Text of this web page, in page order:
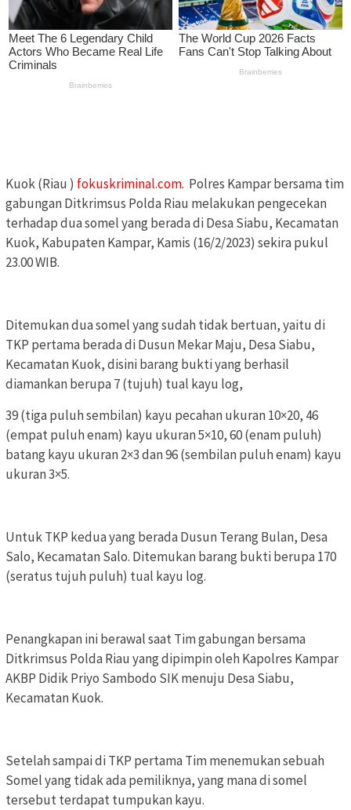
Kuok (Riau ) fokuskriminal.com. Polres Kampar bersama tim
gabungan Ditkrimsus Polda Riau melakukan pengecekan
terhadap dua somel yang berada di Desa Siabu, Kecamatan
Kuok, Kabupaten Kampar, Kamis (16/2/2023) sekira pukul
23.00 WIB.
Ditemukan dua somel yang sudah tidak bertuan, yaitu di
TKP pertama berada di Dusun Mekar Maju, Desa Siabu,
Kecamatan Kuok, disini barang bukti yang berhasil
diamankan berupa 7 (tujuh) tual kayu log,
39 (tiga puluh sembilan) kayu pecahan ukuran 10×20, 46
(empat puluh enam) kayu ukuran 5×10, 60 (enam puluh)
batang kayu ukuran 2×3 dan 96 (sembilan puluh enam) kayu
ukuran 3×5.
Untuk TKP kedua yang berada Dusun Terang Bulan, Desa
Salo, Kecamatan Salo. Ditemukan barang bukti berupa 170
(seratus tujuh puluh) tual kayu log.
Penangkapan ini berawal saat Tim gabungan bersama
Ditkrimsus Polda Riau yang dipimpin oleh Kapolres Kampar
AKBP Didik Priyo Sambodo SIK menuju Desa Siabu,
Kecamatan Kuok.
Setelah sampai di TKP pertama Tim menemukan sebuah
Somel yang tidak ada pemiliknya, yang mana di somel
tersebut terdapat tumpukan kayu.